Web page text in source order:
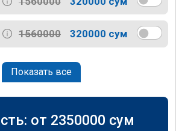
1560000 320000 сум
Показать все
от 2350000 сум